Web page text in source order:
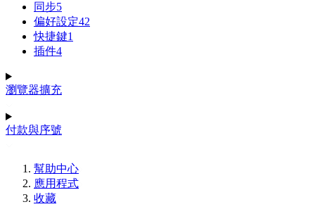
同步5
偏好設定42
快捷鍵1
插件4
瀏覽器擴充
付款與序號
幫助中心
應用程式
收藏